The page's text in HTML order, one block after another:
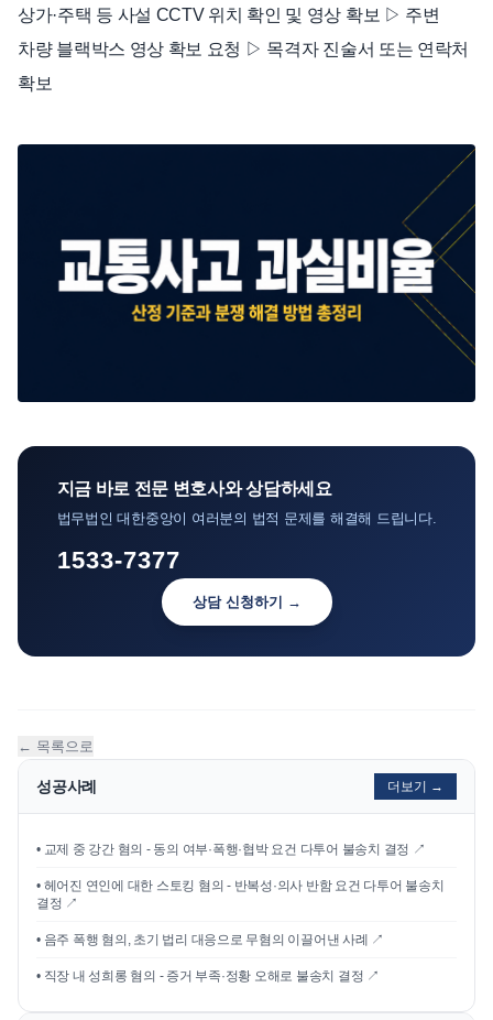
상가·주택 등 사설 CCTV 위치 확인 및 영상 확보 ▷ 주변
차량 블랙박스 영상 확보 요청 ▷ 목격자 진술서 또는 연락처
확보
지금 바로 전문 변호사와 상담하세요
법무법인 대한중앙이 여러분의 법적 문제를 해결해 드립니다.
1533-7377
상담 신청하기 →
← 목록으로
성공사례 더보기 →
• 교제 중 강간 혐의 - 동의 여부·폭행·협박 요건 다투어 불송치 결정 ↗
• 헤어진 연인에 대한 스토킹 혐의 - 반복성·의사 반함 요건 다투어 불송치
결정 ↗
• 음주 폭행 혐의, 초기 법리 대응으로 무혐의 이끌어낸 사례 ↗
• 직장 내 성희롱 혐의 - 증거 부족·정황 오해로 불송치 결정 ↗